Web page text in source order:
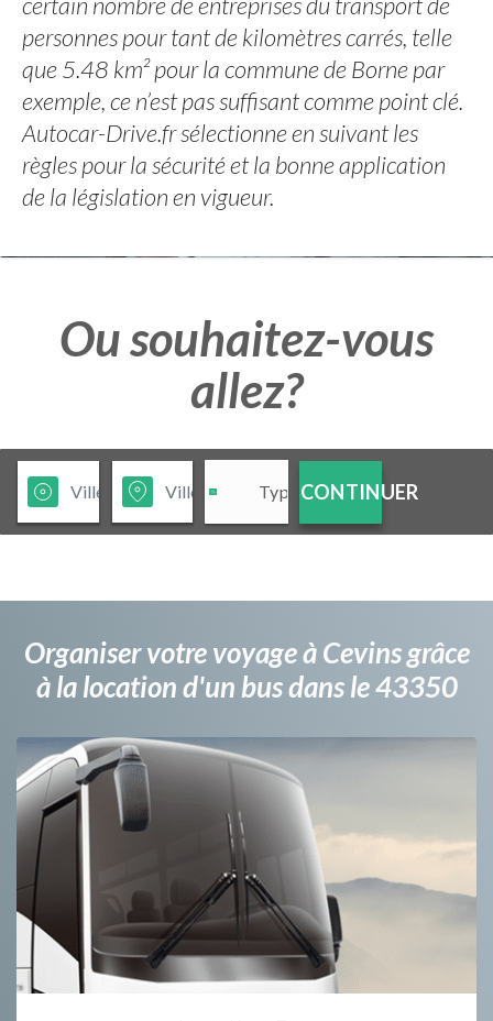
personnes pour tant de kilomètres carrés, telle
que 5.48 km² pour la commune de Borne par
exemple, ce n’est pas suffisant comme point clé.
Autocar-Drive.fr sélectionne en suivant les
règles pour la sécurité et la bonne application
de la législation en vigueur.
Ou souhaitez-vous
allez?
CONTINUER
Organiser votre voyage à Cevins grâce
à la location d'un bus dans le 43350